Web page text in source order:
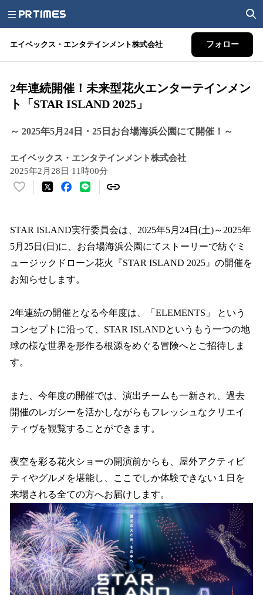
エイベックス・エンタテインメント株式会社 フォロー
2年連続開催！未来型花火エンターテインメン
ト「STAR ISLAND 2025」
～ 2025年5月24日・25日お台場海浜公園にて開催！～
エイベックス・エンタテインメント株式会社
2025年2月28日 11時00分
い
！
数
を
読
み
中
で
す
STAR ISLAND実行委員会は、2025年5月24日(土)～2025年
5月25日(日)に、お台場海浜公園にてストーリーで紡ぐミ
ュージックドローン花火『STAR ISLAND 2025』の開催を
お知らせします。
2年連続の開催となる今年度は、「ELEMENTS」 という
コンセプトに沿って、STAR ISLANDというもう一つの地
球の様な世界を形作る根源をめぐる冒険へとご招待しま
す。
また、今年度の開催では、演出チームも一新され、過去
開催のレガシーを活かしながらもフレッシュなクリエイ
ティヴを観覧することができます。
夜空を彩る花火ショーの開演前からも、屋外アクティビ
ティやグルメを堪能し、ここでしか体験できない１日を
来場される全ての方へお届けします。